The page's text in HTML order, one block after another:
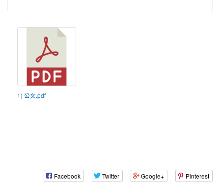
1) 公文.pdf
Facebook Twitter Google+ Pinterest